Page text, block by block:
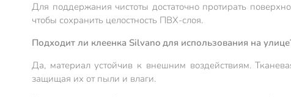
Для поддержания чистоты достаточно протирать
чтобы сохранить целостность ПВХ-слоя.
Подходит ли клеенка Silvano для использования на
Да, материал устойчив к внешним воздействиям.
защищая их от пыли и влаги.